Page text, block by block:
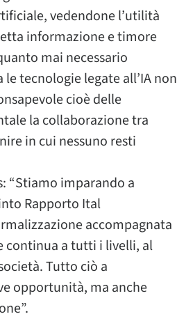
vedendone l’utilità
informazione e timore
mai necessario
tecnologie legate all’IA non
cioè delle
la collaborazione tra
in cui nessuno resti
“Stiamo imparando a
Rapporto Ital
accompagnata
continua a tutti i livelli, al
Tutto ciò a
opportunità, ma anche